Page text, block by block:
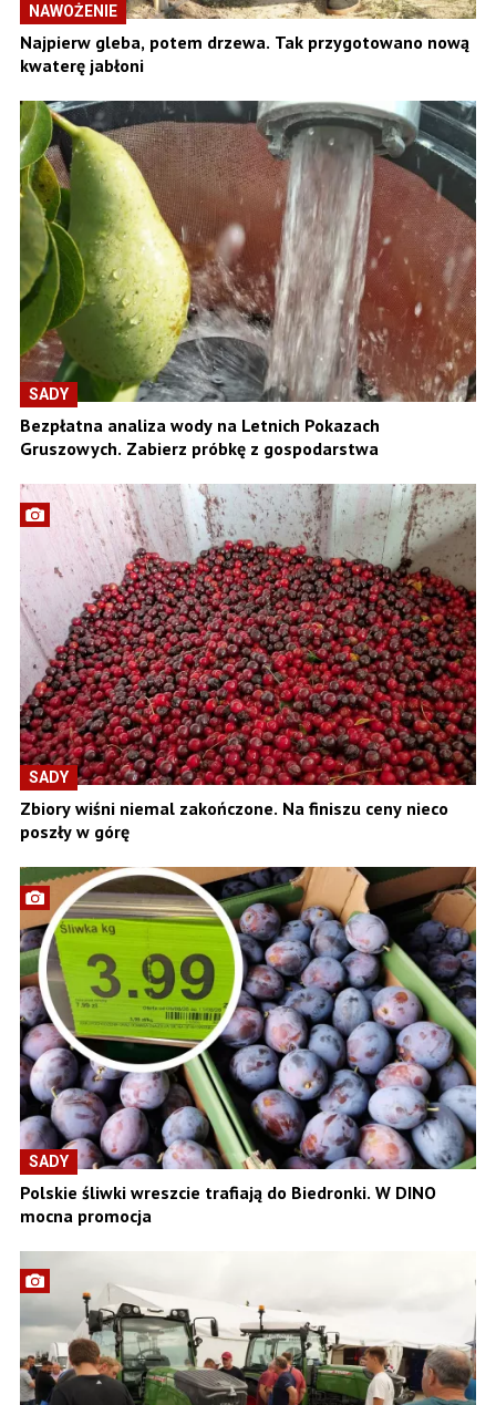
NAWOŻENIE
Najpierw gleba, potem drzewa. Tak przygotowano nową
kwaterę jabłoni
SADY
Bezpłatna analiza wody na Letnich Pokazach
Gruszowych. Zabierz próbkę z gospodarstwa
SADY
Zbiory wiśni niemal zakończone. Na finiszu ceny nieco
poszły w górę
SADY
Polskie śliwki wreszcie trafiają do Biedronki. W DINO
mocna promocja